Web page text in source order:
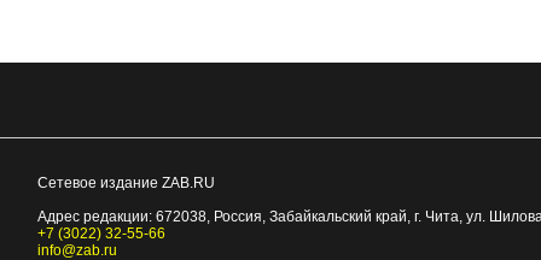
Сетевое издание ZAB.RU
Адрес редакции: 672038, Россия, Забайкальский край, г. Чита, ул.
+7 (3022) 32-55-66
info@zab.ru